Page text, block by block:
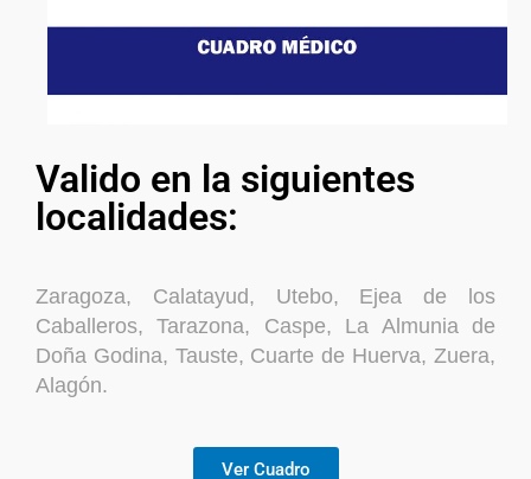
Valido en la siguientes
localidades:
Zaragoza, Calatayud, Utebo, Ejea de los
Caballeros, Tarazona, Caspe, La Almunia de
Doña Godina, Tauste, Cuarte de Huerva, Zuera,
Alagón.
Ver Cuadro